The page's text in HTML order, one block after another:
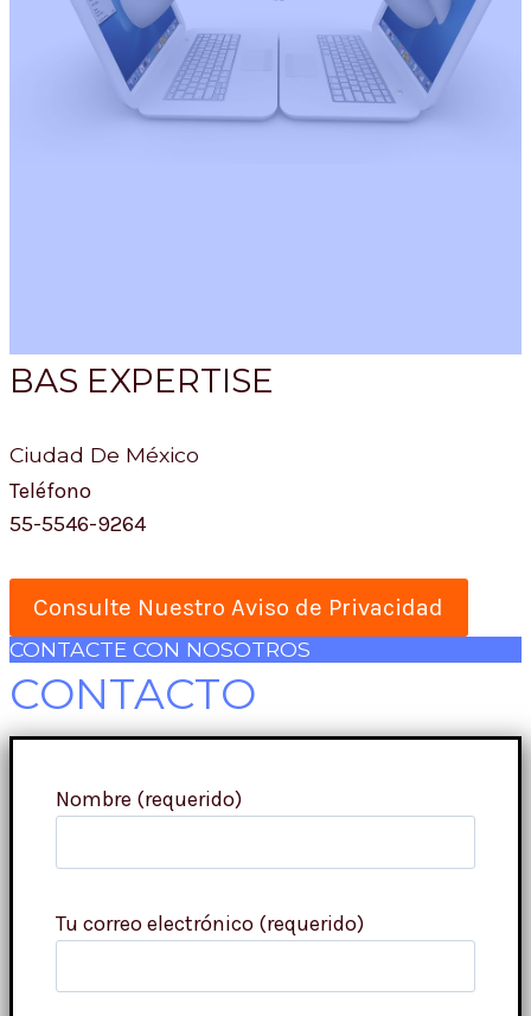
BAS EXPERTISE
Ciudad De México
Teléfono
55-5546-9264
Consulte Nuestro Aviso de Privacidad
CONTACTE CON NOSOTROS
CONTACTO
Nombre (requerido)
Tu correo electrónico (requerido)